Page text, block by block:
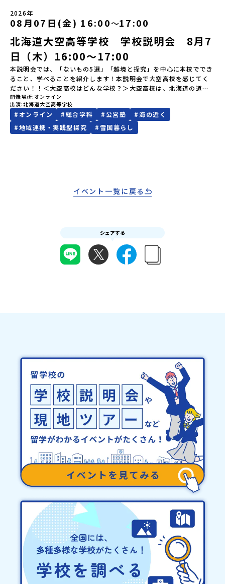
知メールをお受け取りいただけません。その場合は、
「@miratabi.jp」からのメールを受信できるよう設定をお願いいた
します。※結果に関する個別のお問合せにはお答えしておりません
ので、ご了承ください。・お申し込みについてお申込はお一人様1回
変更はできません。お申込時は、メールアドレスの入力間違いにご
注意ください。・宿泊について１室に複数(同性2～4名程度)で宿泊
いただく予定です。・食事アレルギー対応について個別の詳細なア
レルギー対応希望にはお応えしかねる場合がございます。対応が必
要な場合は必ず事前にご相談ください。・参加取消や急遽参加でき
なくなった場合について参加決定後の参加お取り消しはご遠慮下さ
い。やむを得ないお取り消しの場合はお早めに事務局までご連絡く
ださい。・キャンセルポリシーやむを得ない参加お取り消しの場
合、以下のルールに沿って対応させていただきます。ご了承くださ
どの状況等によって開催を見合わせる可能性があります。その場合
についてはこちらをご確認ください。運営団体について＜プログラ
ある若者にあふれる持続可能な地域・社会をつくる」というビジョ
ンを掲げ、2017年3月に島根県に設立した教育事業団体です。日本
ご登録ください♪地域みらい留学公式LINE
い方へ〜全体説明を聞いたうえで、「プログラムで何をするの？」
「どんなまちなの？」という疑問にお答えする詳細配信です。2泊3
00〜20：00内容：どんなところ？プログラム詳細解説、質疑応答紹
介地域：鹿児島県出水市・出水工業高校/北海道標津町/岩手県八幡
平市/愛媛県鬼北町＊4つの地域のプログラムを1時間でぎゅっとお届
けします。お申し込み：https://c-mirai.jp/events/064069お気
軽にどうぞ！「はじめての一人旅だけど大丈夫？」「どんな体験が
できるの？」そんな保護者様の不安や、中学生のみなさんの素朴な
疑問にスタッフが直接お答えします。チャットでの質問も可能です
ので、ぜひご自宅からリラックスしてご参加ください。▼お申し込
み前に必ずご確認ください・参加規約への同意プログラムへの参加
申し込みいただく前に、「お申し込みに関する各規約」への同意が
の提出をもって参加確定とさせていただきます。当選確認フォーム
の期日までにご回答いただけない場合は、当選を取り消しとさせて
受信制限設定をしていると、通知メールをお受け取りいただけませ
ん。その場合は、「@miratabi.jp」からのメールを受信できるよう
設定をお願いいたします。※結果に関する個別のお問合せにはお答
えしておりませんので、ご了承ください。・お申し込みについてお
お取り消しの場合、以下のルールに沿って対応させていただきま
す。ご了承ください。プログラム開催日の前日＜8月3日＞から、
【キャンセルのご連絡日：お支払いいただく旅行代金】・21日目に
あたる日以前：無料・20日目-8日目：20％・7日目-2日目：30％・
プログラム開始日の前日：40％・プログラム開始日当日：50％・ご
連絡無しでの不参加またはプログラム開始後の解除：100％・催行中
止について天候などの状況等によって開催を見合わせる可能性があ
ります。その場合は原則、開催日1週間前までにご連絡いたします。
又、最少催行人数に達しなかった場合は、開催日3週間前までに催行
中止の旨をメールにてご連絡いたします。・よくあるご質問その
他、よくあるご質問についてはこちらをご確認ください。運営団体
について＜プログラム主催：一般財団法人地域・教育魅力化プラッ
トフォーム＞「意志ある若者にあふれる持続可能な地域・社会をつ
くる」というビジョンを掲げ、2017年3月に島根県に設立した教育
事業団体です。日本全国約200の高校と連携しながら、中学卒業後に
地域の枠を越えて生徒一人ひとりの夢や価値観に合った地域・学校
で1〜3年間過ごすことができるシステム「地域みらい留学」をはじ
めとした、教育事業や地域活性モデルをつくり続けています。名
称：一般財団法人地域・教育魅力化プラットフォーム設 立：2017
年3月代表者：岩本 悠所在地：〒690-0842 島根県松江市東本町二
丁目25-6 みらいBASE2階 その他所在地公式HP：http://c-
platform.or.jp/お問い合わせ先担当：小川・小原E-mail：
info@miratabi.jp「おためし地域留学体験」のプログラム開催情報
を公式LINEにて配信中！ぜひご登録ください♪地域みらい留学公式
2026年
08月07日(金) 16:00〜17:00
北海道大空高等学校 学校説明会 8月7
日（木）16:00〜17:00
本説明会では、「ないもの5選」「越境と探究」を中心に本校ででき
ること、学べることを紹介します！本説明会で大空高校を感じてく
ださい！！＜大空高校はどんな学校？＞大空高校は、北海道の道東
に位置する令和3年度に開校した新しい学校です。現在は、全校生徒
102人のうち60人が寮で生活しており、全国から多様な個性を持つ
生徒が集まっています。大空高校では、自身のエンジンによって推
進力を得る「飛行機人」の育成を目指しています。地域での探究活
動を通して、主体性・協働性・社会性・探究力を身に着け、自分らし
開催場所 オンライン
出演 北海道大空高等学校
#オンライン #総合学科 #公営塾 #海の近く
#地域連携・実践型探究 #雪国暮らし
イベント一覧に戻る
シェアする